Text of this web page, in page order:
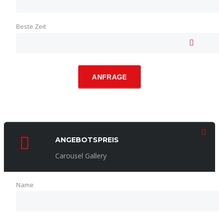
Beste Zeit
ANFRAGE
ANGEBOTSPREIS
Carousel Gallery
Name